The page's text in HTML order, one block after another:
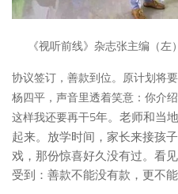
《视听前线》杂志张主编（
协议签订，善款到位。原计划将
杨四平，声音里透着笑意：你介
这样我还要再干5年。老师和当
起来。放学时间，家长来接孩
戏，那份惊喜好久没有过。看
受到：善款不能没有款，更不能